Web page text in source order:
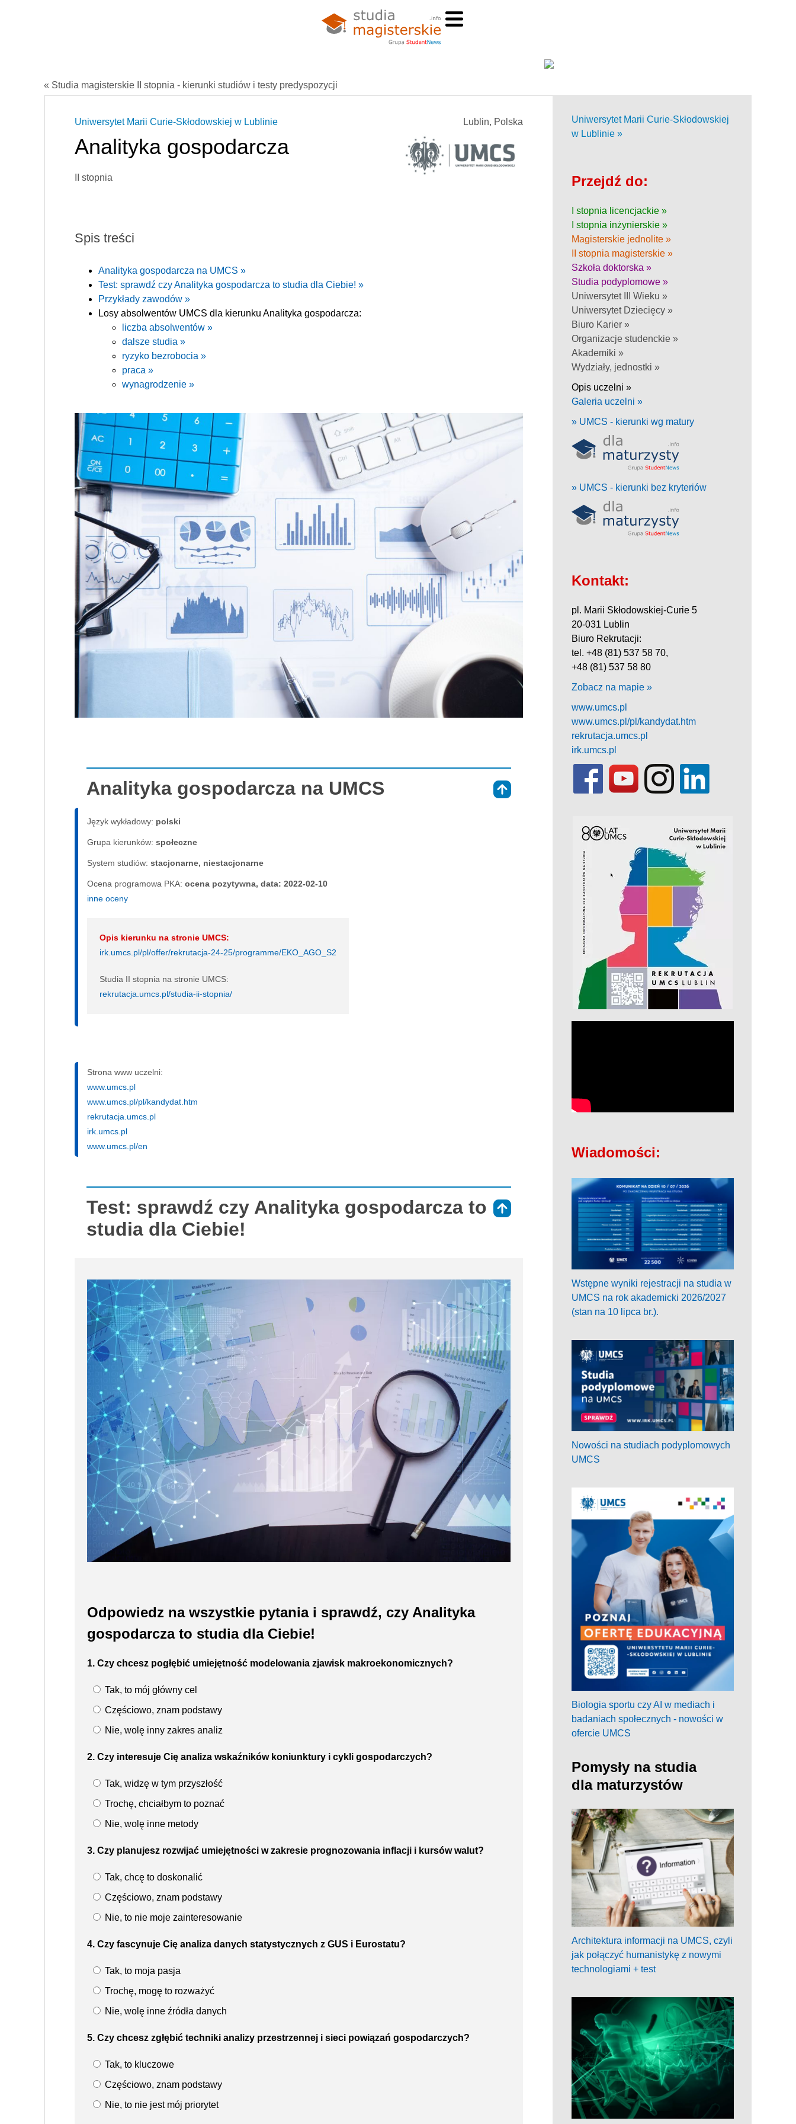
« Studia magisterskie II stopnia - kierunki studiów i testy predyspozycji
Lublin, Polska
Uniwersytet Marii Curie-Skłodowskiej w Lublinie
Analityka gospodarcza
II stopnia
Spis treści
Analityka gospodarcza na UMCS »
Test: sprawdź czy Analityka gospodarcza to studia dla Ciebie! »
Przykłady zawodów »
Losy absolwentów UMCS dla kierunku Analityka gospodarcza:
liczba absolwentów »
dalsze studia »
ryzyko bezrobocia »
praca »
wynagrodzenie »
Analityka gospodarcza na UMCS
Język wykładowy: polski
Grupa kierunków: społeczne
System studiów: sta­cjo­nar­ne, nie­sta­cjo­nar­ne
Ocena programowa PKA: ocena pozytywna, data: 2022-02-10
inne oceny
Opis kierunku na stronie UMCS:
irk.umcs.pl/pl/offer/rekrutacja-24-25/programme/EKO_AGO_S2
Studia II stopnia na stronie UMCS:
rekrutacja.umcs.pl/studia-ii-stopnia/
Strona www uczelni:
www.umcs.pl
www.umcs.pl/pl/kandydat.htm
rekrutacja.umcs.pl
irk.umcs.pl
www.umcs.pl/en
Test: sprawdź czy Analityka gospodarcza to
studia dla Ciebie!
Odpowiedz na wszystkie pytania i sprawdź, czy Analityka
gospodarcza to studia dla Ciebie!
1. Czy chcesz pogłębić umiejętność modelowania zjawisk makroekonomicznych?
Tak, to mój główny cel
Częściowo, znam podstawy
Nie, wolę inny zakres analiz
2. Czy interesuje Cię analiza wskaźników koniunktury i cykli gospodarczych?
Tak, widzę w tym przyszłość
Trochę, chciałbym to poznać
Nie, wolę inne metody
3. Czy planujesz rozwijać umiejętności w zakresie prognozowania inflacji i kursów walut?
Tak, chcę to doskonalić
Częściowo, znam podstawy
Nie, to nie moje zainteresowanie
4. Czy fascynuje Cię analiza danych statystycznych z GUS i Eurostatu?
Tak, to moja pasja
Trochę, mogę to rozważyć
Nie, wolę inne źródła danych
5. Czy chcesz zgłębić techniki analizy przestrzennej i sieci powiązań gospodarczych?
Tak, to kluczowe
Częściowo, znam podstawy
Nie, to nie jest mój priorytet
Uniwersytet Marii Curie-Skłodowskiej
w Lublinie »
Przejdź do:
I stopnia licencjackie »
I stopnia inżynierskie »
Magisterskie jednolite »
II stopnia magisterskie »
Szkoła doktorska »
Studia podyplomowe »
Uniwersytet III Wieku »
Uniwersytet Dziecięcy »
Biuro Karier »
Organizacje studenckie »
Akademiki »
Wydziały, jednostki »
Opis uczelni »
Galeria uczelni »
» UMCS - kierunki wg matury
» UMCS - kierunki bez kryteriów
Kontakt:
pl. Marii Skłodowskiej-Curie 5
20-031 Lublin
Biuro Rekrutacji:
tel. +48 (81) 537 58 70,
+48 (81) 537 58 80
Zobacz na mapie »
www.umcs.pl
www.umcs.pl/pl/kandydat.htm
rekrutacja.umcs.pl
irk.umcs.pl
Wiadomości:
Wstępne wyniki rejestracji na studia w
UMCS na rok akademicki 2026/2027
(stan na 10 lipca br.).
Nowości na studiach podyplomowych
UMCS
Biologia sportu czy AI w mediach i
badaniach społecznych - nowości w
ofercie UMCS
Pomysły na studia
dla maturzystów
Architektura informacji na UMCS, czyli
jak połączyć humanistykę z nowymi
technologiami + test